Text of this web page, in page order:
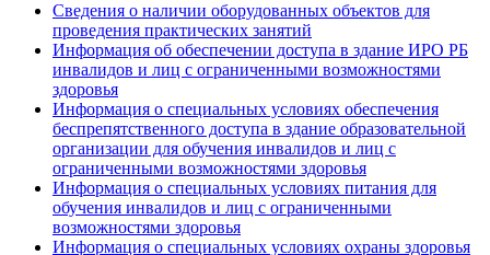
Сведения о наличии оборудованных объектов для
проведения практических занятий
Информация об обеспечении доступа в здание ИРО РБ
инвалидов и лиц с ограниченными возможностями
здоровья
Информация о специальных условиях обеспечения
беспрепятственного доступа в здание образовательной
организации для обучения инвалидов и лиц с
ограниченными возможностями здоровья
Информация о специальных условиях питания для
обучения инвалидов и лиц с ограниченными
возможностями здоровья
Информация о специальных условиях охраны здоровья